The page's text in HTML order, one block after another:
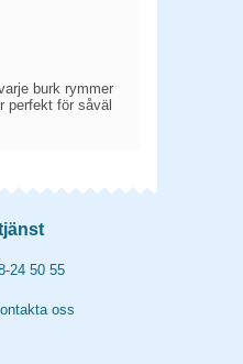
burk rymmer
perfekt för såväl
24 50 55
oss